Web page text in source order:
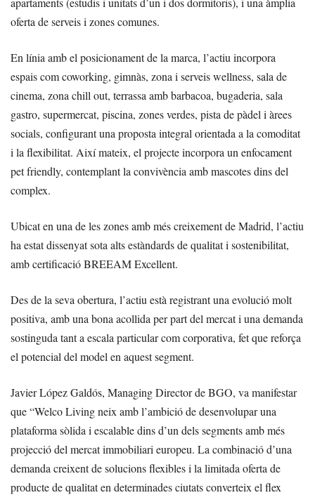
oferta de serveis i zones comunes.
En línia amb el posicionament de la marca, l’actiu incorpora
espais com coworking, gimnàs, zona i serveis wellness, sala de
cinema, zona chill out, terrassa amb barbacoa, bugaderia, sala
gastro, supermercat, piscina, zones verdes, pista de pàdel i àrees
socials, configurant una proposta integral orientada a la comoditat
i la flexibilitat. Així mateix, el projecte incorpora un enfocament
pet friendly, contemplant la convivència amb mascotes dins del
complex.
Ubicat en una de les zones amb més creixement de Madrid, l’actiu
ha estat dissenyat sota alts estàndards de qualitat i sostenibilitat,
amb certificació BREEAM Excellent.
Des de la seva obertura, l’actiu està registrant una evolució molt
positiva, amb una bona acollida per part del mercat i una demanda
sostinguda tant a escala particular com corporativa, fet que reforça
el potencial del model en aquest segment.
Javier López Galdós, Managing Director de BGO, va manifestar
que “Welco Living neix amb l’ambició de desenvolupar una
plataforma sòlida i escalable dins d’un dels segments amb més
projecció del mercat immobiliari europeu. La combinació d’una
demanda creixent de solucions flexibles i la limitada oferta de
producte de qualitat en determinades ciutats converteix el flex